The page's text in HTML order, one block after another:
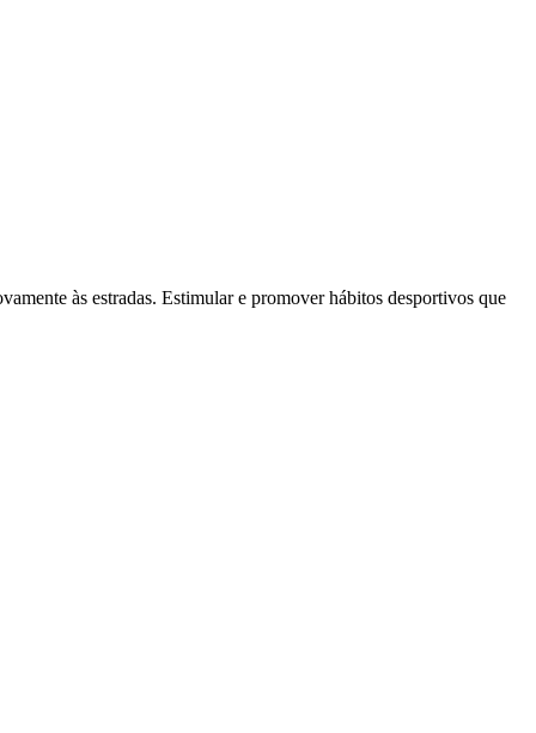
às estradas. Estimular e promover hábitos desportivos que